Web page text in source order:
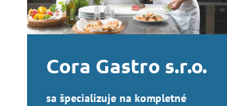
Cora Gastro s.r.o.
sa špecializuje na kompletné